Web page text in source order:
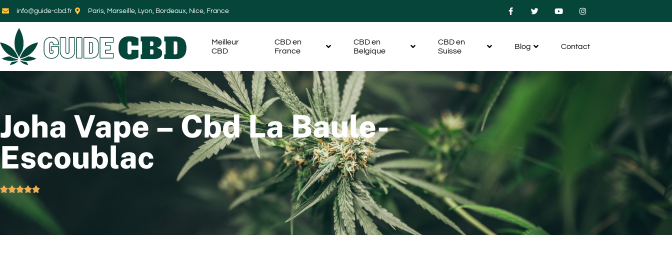
info@guide-cbd.fr Paris, Marseille, Lyon, Bordeaux, Nice, France
Meilleur
CBD
CBD en
France
CBD en
Belgique
CBD en
Suisse
Blog Contact
Joha Vape – Cbd La Baule-
Escoublac
